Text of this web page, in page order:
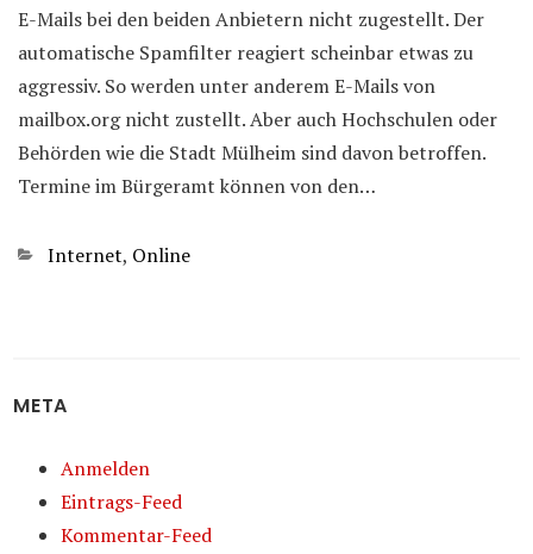
E-Mails bei den beiden Anbietern nicht zugestellt. Der
automatische Spamfilter reagiert scheinbar etwas zu
aggressiv. So werden unter anderem E-Mails von
mailbox.org nicht zustellt. Aber auch Hochschulen oder
Behörden wie die Stadt Mülheim sind davon betroffen.
Termine im Bürgeramt können von den…
Kategorien
Internet, Online
META
Anmelden
Eintrags-Feed
Kommentar-Feed